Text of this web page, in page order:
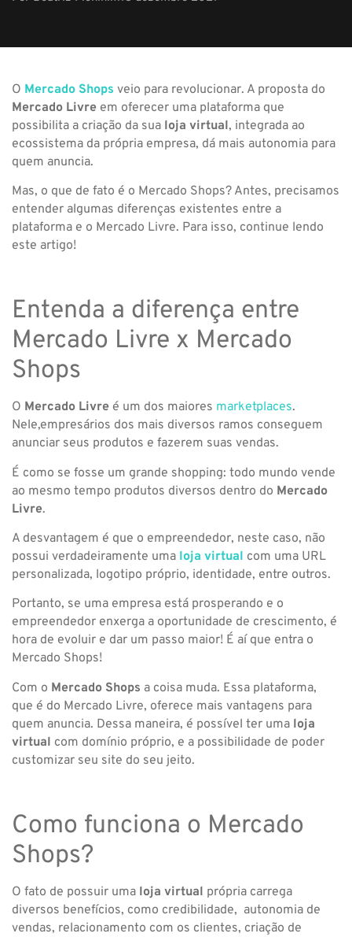
O Mercado Shops veio para revolucionar. A proposta do
Mercado Livre em oferecer uma plataforma que
possibilita a criação da sua loja virtual, integrada ao
ecossistema da própria empresa, dá mais autonomia para
quem anuncia.
Mas, o que de fato é o Mercado Shops? Antes, precisamos
entender algumas diferenças existentes entre a
plataforma e o Mercado Livre. Para isso, continue lendo
este artigo!
Entenda a diferença entre
Mercado Livre x Mercado
Shops
O Mercado Livre é um dos maiores marketplaces.
Nele,empresários dos mais diversos ramos conseguem
anunciar seus produtos e fazerem suas vendas.
É como se fosse um grande shopping: todo mundo vende
ao mesmo tempo produtos diversos dentro do Mercado
Livre.
A desvantagem é que o empreendedor, neste caso, não
possui verdadeiramente uma loja virtual com uma URL
personalizada, logotipo próprio, identidade, entre outros.
Portanto, se uma empresa está prosperando e o
empreendedor enxerga a oportunidade de crescimento, é
hora de evoluir e dar um passo maior! É aí que entra o
Mercado Shops!
Com o Mercado Shops a coisa muda. Essa plataforma,
que é do Mercado Livre, oferece mais vantagens para
quem anuncia. Dessa maneira, é possível ter uma loja
virtual com domínio próprio, e a possibilidade de poder
customizar seu site do seu jeito.
Como funciona o Mercado
Shops?
O fato de possuir uma loja virtual própria carrega
diversos benefícios, como credibilidade, autonomia de
vendas, relacionamento com os clientes, criação de